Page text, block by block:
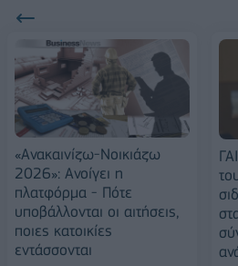
«Ανακαινίζω-Νοικιάζω
2026»: Ανοίγει η
πλατφόρμα - Πότε
υποβάλλονται οι αιτήσεις,
ποιες κατοικίες
εντάσσονται